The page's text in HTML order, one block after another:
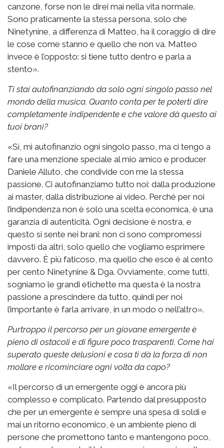
canzone, forse non le direi mai nella vita normale.
Sono praticamente la stessa persona, solo che
Ninetynine, a differenza di Matteo, ha il coraggio di dire
le cose come stanno e quello che non va. Matteo
invece è l’opposto: si tiene tutto dentro e parla a
stento».
Ti stai autofinanziando da solo ogni singolo passo nel
mondo della musica. Quanto conta per te poterti dire
completamente indipendente e che valore dà questo ai
tuoi brani?
«Sì, mi autofinanzio ogni singolo passo, ma ci tengo a
fare una menzione speciale al mio amico e producer
Daniele Alluto, che condivide con me la stessa
passione. Ci autofinanziamo tutto noi: dalla produzione
ai master, dalla distribuzione ai video. Perché per noi
l’indipendenza non è solo una scelta economica, è una
garanzia di autenticità. Ogni decisione è nostra, e
questo si sente nei brani: non ci sono compromessi
imposti da altri, solo quello che vogliamo esprimere
davvero. È più faticoso, ma quello che esce è al cento
per cento Ninetynine & Dga. Ovviamente, come tutti,
sogniamo le grandi etichette ma questa è la nostra
passione a prescindere da tutto, quindi per noi
l’importante è farla arrivare, in un modo o nell’altro».
Purtroppo il percorso per un giovane emergente è
pieno di ostacoli e di figure poco trasparenti. Come hai
superato queste delusioni e cosa ti dà la forza di non
mollare e ricominciare ogni volta da capo?
«Il percorso di un emergente oggi è ancora più
complesso e complicato. Partendo dal presupposto
che per un emergente è sempre una spesa di soldi e
mai un ritorno economico, è un ambiente pieno di
persone che promettono tanto e mantengono poco,